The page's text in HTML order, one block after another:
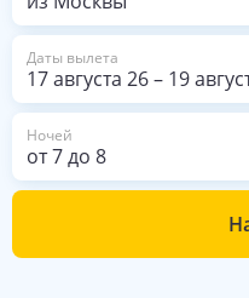
Даты вылета
17 августа 26– 19
Ночей
от7до 8